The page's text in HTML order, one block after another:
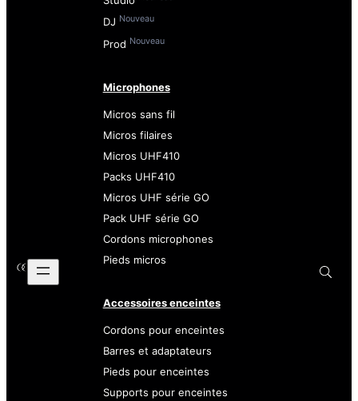
DJ Nouveau
Prod Nouveau
Microphones
Micros sans fil
Micros filaires
Micros UHF410
Packs UHF410
Micros UHF série GO
Pack UHF série GO
Cordons microphones
Pieds micros
Accessoires enceintes
Cordons pour enceintes
Barres et adaptateurs
Pieds pour enceintes
Supports pour enceintes